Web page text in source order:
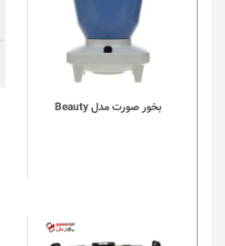
بخور صورت مدل Beauty